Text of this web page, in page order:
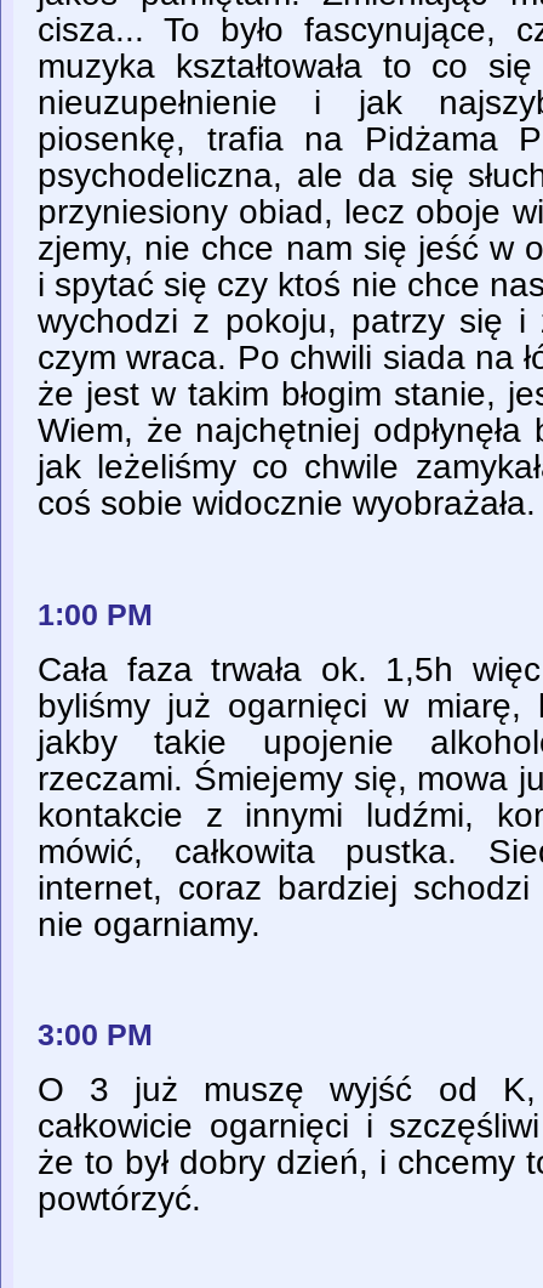
cisza... To było fascynujące,
muzyka kształtowała to co
nieuzupełnienie i jak
piosenkę, trafia na Pidżama
psychodeliczna, ale da się
przyniesiony obiad, lecz oboje
zjemy, nie chce nam się jeść w
i spytać się czy ktoś nie chce
wychodzi z pokoju, patrzy się i
czym wraca. Po chwili siada na
że jest w takim błogim stanie,
Wiem, że najchętniej
jak leżeliśmy co chwile
coś sobie widocznie wyobrażała.
1:00 PM
Cała faza trwała ok. 1,5h
byliśmy już ogarnięci w miarę,
jakby takie upojenie
rzeczami. Śmiejemy się, mowa
kontakcie z innymi ludźmi,
mówić, całkowita pustka.
internet, coraz bardziej
nie ogarniamy.
3:00 PM
O 3 już muszę wyjść od K,
całkowicie ogarnięci i
że to był dobry dzień, i chcemy
powtórzyć.